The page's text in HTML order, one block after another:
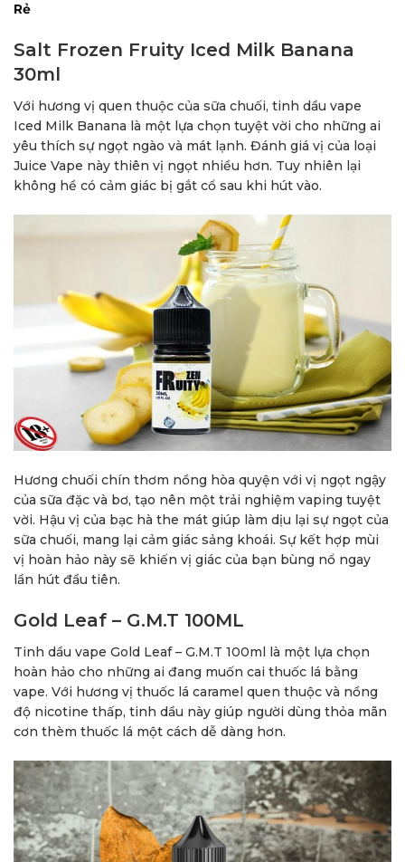
Rẻ
Salt Frozen Fruity Iced Milk Banana
30ml
Với hương vị quen thuộc của sữa chuối, tinh dầu vape
Iced Milk Banana là một lựa chọn tuyệt vời cho những ai
yêu thích sự ngọt ngào và mát lạnh. Đánh giá vị của loại
Juice Vape này thiên vị ngọt nhiều hơn. Tuy nhiên lại
không hề có cảm giác bị gắt cổ sau khi hút vào.
Hương chuối chín thơm nồng hòa quyện với vị ngọt ngậy
của sữa đặc và bơ, tạo nên một trải nghiệm vaping tuyệt
vời. Hậu vị của bạc hà the mát giúp làm dịu lại sự ngọt của
sữa chuối, mang lại cảm giác sảng khoái. Sự kết hợp mùi
vị hoàn hảo này sẽ khiến vị giác của bạn bùng nổ ngay
lần hút đầu tiên.
Gold Leaf – G.M.T 100ML
Tinh dầu vape Gold Leaf – G.M.T 100ml là một lựa chọn
hoàn hảo cho những ai đang muốn cai thuốc lá bằng
vape. Với hương vị thuốc lá caramel quen thuộc và nồng
độ nicotine thấp, tinh dầu này giúp người dùng thỏa mãn
cơn thèm thuốc lá một cách dễ dàng hơn.